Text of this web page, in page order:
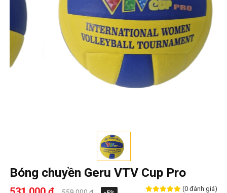
Bóng chuyền Geru VTV Cup Pro
(0 đánh giá)